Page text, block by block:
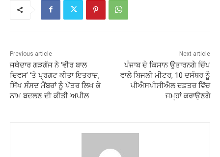
Previous article
ਜਥੇਦਾਰ ਗੜਗੱਜ ਨੇ ‘ਵੀਰ ਬਾਲ
ਦਿਵਸ’ ‘ਤੇ ਪ੍ਰਗਟ ਕੀਤਾ ਇਤਰਾਜ਼,
ਸਿੱਖ ਸੰਸਦ ਮੈਂਬਰਾਂ ਨੂੰ ਪੱਤਰ ਲਿਖ ਕੇ
ਨਾਮ ਬਦਲਣ ਦੀ ਕੀਤੀ ਅਪੀਲ
Next article
ਪੰਜਾਬ ਦੇ ਕਿਸਾਨ ਉਤਾਰਨਗੇ ਚਿੱਪ
ਵਾਲੇ ਬਿਜਲੀ ਮੀਟਰ, 10 ਦਸੰਬਰ ਨੂੰ
ਪੀਐਸਪੀਸੀਐਲ ਦਫ਼ਤਰ ਵਿੱਚ
ਜਮ੍ਹਾਂ ਕਰਾਉਣਗੇ